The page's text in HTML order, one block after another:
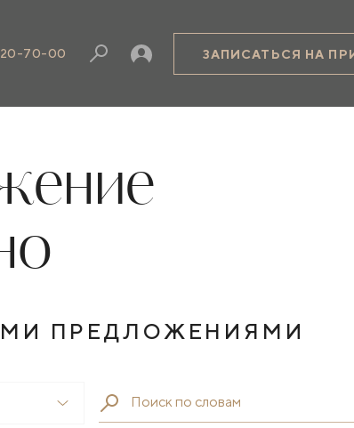
70-00 ЗАПИСАТЬСЯ НА
ПРЕДЛОЖЕНИЯМИ